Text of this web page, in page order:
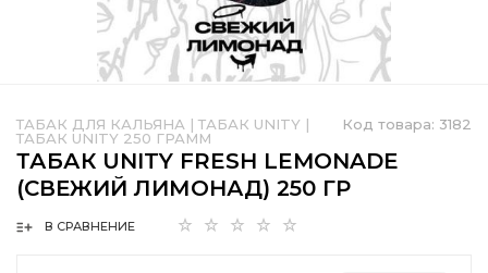
Код товара: 3182
ТАБАК ДЛЯ КАЛЬЯНА | ТАБАК UNITY |
ТАБАК UNITY 250 ГРАММ
ТАБАК UNITY FRESH LEMONADE
(СВЕЖИЙ ЛИМОНАД) 250 ГР
В СРАВНЕНИЕ